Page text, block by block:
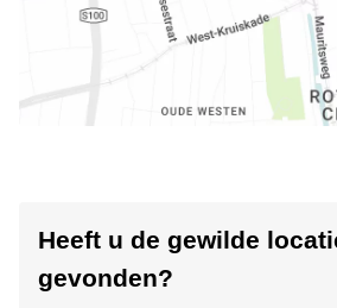
Heeft u de gewilde
gevonden?